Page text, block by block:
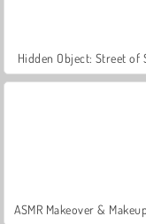
Hidden Object: Street of
ASMR Makeover &